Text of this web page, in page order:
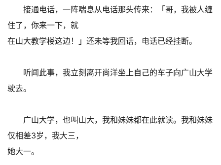
接通电话，一阵喘息从电话那头传来：「哥，我被人缠
住了，你来一下，就
在山大教学楼这边！」还未等我回话，电话已经挂断。
听闻此事，我立刻离开尚洋坐上自己的车子向广山大学
驶去。
广山大学，也叫山大，我和妹妹都在此就读。我和妹妹
仅相差3岁，我大三，
她大一。